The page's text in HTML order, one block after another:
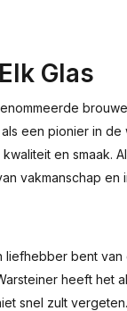
Glas
een pionier in
en smaak.
vakmanschap en
liefhebber bent
heeft het
snel zult vergeten.